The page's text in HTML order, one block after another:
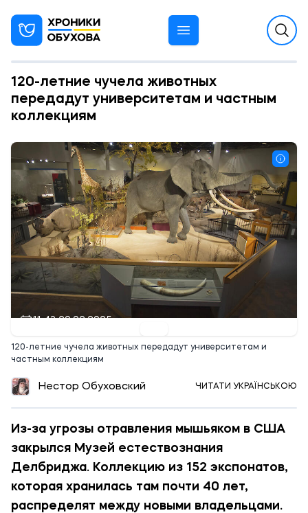
120-летние чучела животных
передадут университетам и частным
коллекциям
11:43 20.02.2025
120-летние чучела животных передадут университетам и
частным коллекциям
Нестор Обуховский ЧИТАТИ УКРАЇНСЬКОЮ
Из-за угрозы отравления мышьяком в США
закрылся Музей естествознания
Делбриджа. Коллекцию из 152 экспонатов,
которая хранилась там почти 40 лет,
распределят между новыми владельцами.